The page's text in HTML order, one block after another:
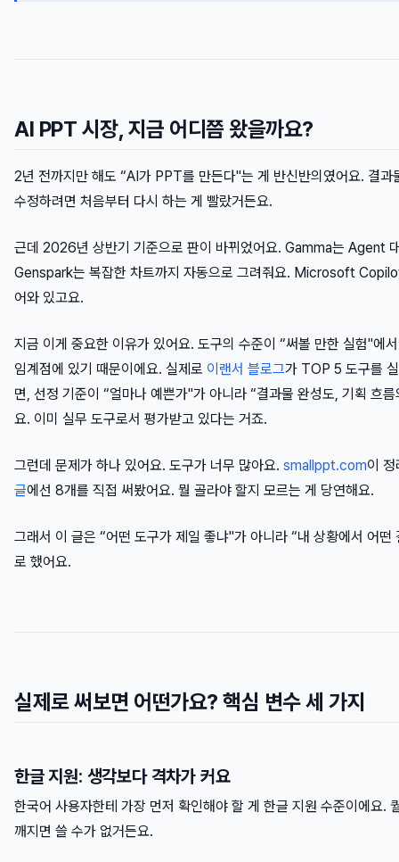
AI PPT 시장, 지금 어디쯤 왔을까요?
2년 전까지만 해도 “AI가 PPT를 만든다"는 게 반신반의였어요. 결과
수정하려면 처음부터 다시 하는 게 빨랐거든요.
근데 2026년 상반기 기준으로 판이 바뀌었어요. Gamma는 Agent
Genspark는 복잡한 차트까지 자동으로 그려줘요. Microsoft
어와 있고요.
지금 이게 중요한 이유가 있어요. 도구의 수준이 “써볼 만한 실험"에
임계점에 있기 때문이에요. 실제로 이랜서 블로그가 TOP 5 도구를
면, 선정 기준이 “얼마나 예쁜가"가 아니라 “결과물 완성도, 기획 흐
요. 이미 실무 도구로서 평가받고 있다는 거죠.
그런데 문제가 하나 있어요. 도구가 너무 많아요. smallppt.com이
글에선 8개를 직접 써봤어요. 뭘 골라야 할지 모르는 게 당연해요.
그래서 이 글은 “어떤 도구가 제일 좋냐"가 아니라 “내 상황에서 어
로 했어요.
실제로 써보면 어떤가요? 핵심 변수 세 가지
한글 지원: 생각보다 격차가 커요
한국어 사용자한테 가장 먼저 확인해야 할 게 한글 지원 수준이에요.
깨지면 쓸 수가 없거든요.